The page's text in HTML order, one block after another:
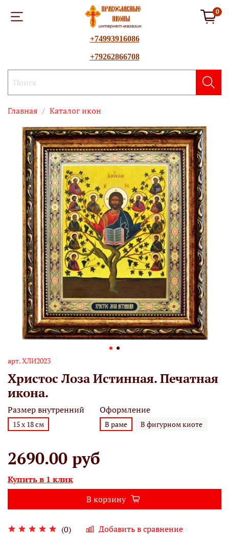
0
+74993916086
+79262866708
Главная Каталог икон
арт.ХЛИ2023
Христос Лоза Истинная. Печатная
икона.
(0) Добавить в сравнение
Размер внутренний
15 х 18 см
Оформление
В раме В фигурном киоте
2690.00 руб
Купить в 1 клик
В корзину